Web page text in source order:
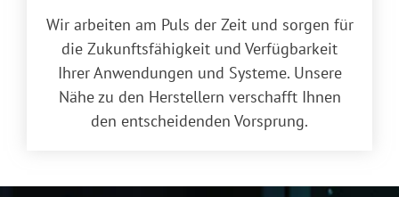
Wir arbeiten am Puls der Zeit und sorgen für
die Zukunfts­fähigkeit und Verfügbarkeit
Ihrer Anwendungen und Systeme. Unsere
Nähe zu den Herstellern verschafft Ihnen
den entscheidenden Vorsprung.